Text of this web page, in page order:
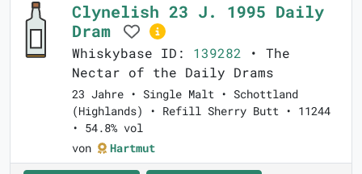
Clynelish 23 J. 1995 Daily
Dram
Whiskybase ID: 139282 • The
Nectar of the Daily Drams
23 Jahre • Single Malt • Schottland
(Highlands) • Refill Sherry Butt • 11244
• 54.8% vol
von
Hartmut